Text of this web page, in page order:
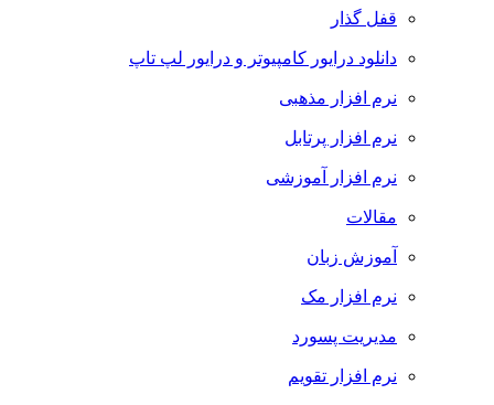
قفل گذار
دانلود درایور کامپیوتر و درایور لپ تاپ
نرم افزار مذهبی
نرم افزار پرتابل
نرم افزار آموزشی
مقالات
آموزش زبان
نرم افزار مک
مدیریت پسورد
نرم افزار تقویم